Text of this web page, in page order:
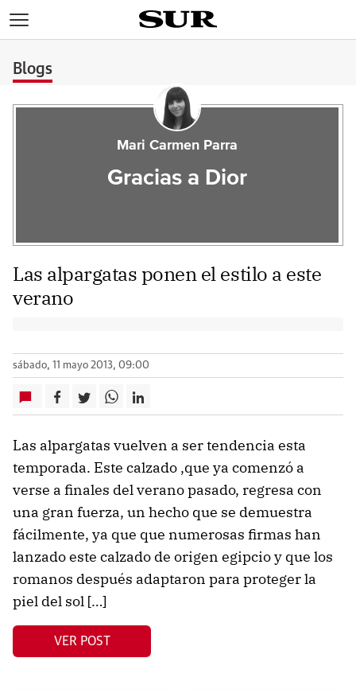
Blogs
Mari Carmen Parra
Gracias a Dior
Las alpargatas ponen el estilo a este
verano
sábado, 11 mayo 2013, 09:00
Las alpargatas vuelven a ser tendencia esta
temporada. Este calzado ,que ya comenzó a
verse a finales del verano pasado, regresa con
una gran fuerza, un hecho que se demuestra
fácilmente, ya que que numerosas firmas han
lanzado este calzado de origen egipcio y que los
romanos después adaptaron para proteger la
piel del sol […]
VER POST